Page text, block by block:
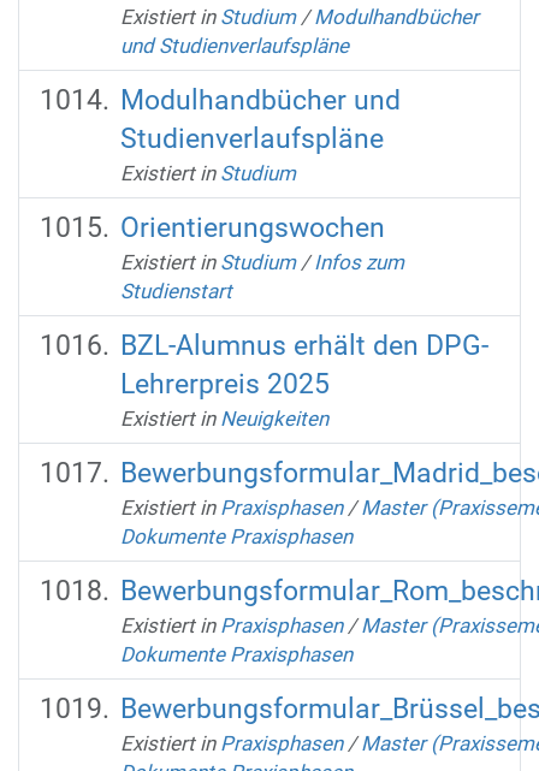
Existiert in Studium /Modulhandbücher
und Studienverlaufspläne
Modulhandbücher und
Studienverlaufspläne
Existiert in Studium
Orientierungswochen
Existiert in Studium /Infos zum
Studienstart
BZL-Alumnus erhält den DPG-
Lehrerpreis 2025
Existiert in Neuigkeiten
Existiert in Praxisphasen /Master
Dokumente Praxisphasen
Existiert in Praxisphasen /Master
Dokumente Praxisphasen
Existiert in Praxisphasen /Master